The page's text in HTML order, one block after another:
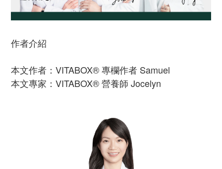
作者介紹
本文作者：VITABOX® 專欄作者 Samuel
本文專家：VITABOX® 營養師 Jocelyn